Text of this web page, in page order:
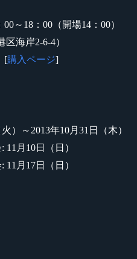
～18：00（開場14：00）
海岸2-6-4）
[購入ページ]
）～2013年10月31日（木）
月10日（日）
月17日（日）